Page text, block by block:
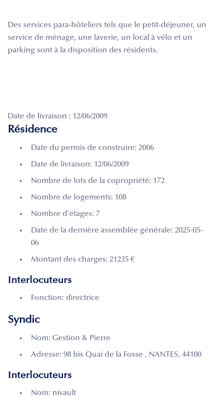
Des services para-hôteliers tels que le petit-déjeuner, un
service de ménage, une laverie, un local à vélo et un
parking sont à la disposition des résidents.
Date de livraison : 12/06/2009
Résidence
Date du permis de construire: 2006
Date de livraison: 12/06/2009
Nombre de lots de la copropriété: 172
Nombre de logements: 108
Nombre d'étages: 7
Date de la dernière assemblée générale: 2025-05-
06
Montant des charges: 21235 €
Interlocuteurs
Fonction: directrice
Syndic
Nom: Gestion & Pierre
Adresse: 98 bis Quai de la Fosse , NANTES, 44100
Interlocuteurs
Nom: nivault